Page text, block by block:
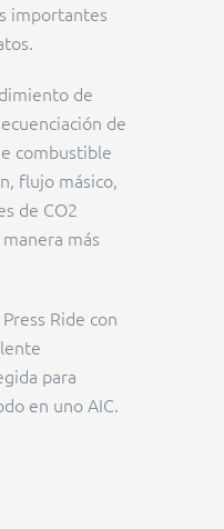
importantes
de
de
combustible
flujo másico,
de CO2
más
Ride con
para
en uno AIC.